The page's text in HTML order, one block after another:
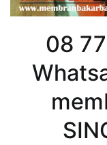
08